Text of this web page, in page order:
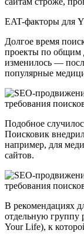
EAT-факторы для
Долгое время
проекты по общим
изменилось —
популярные
Подобное
Поисковик
например, для
сайтов.
В рекомендациях
отдельную группу
Your Life), к